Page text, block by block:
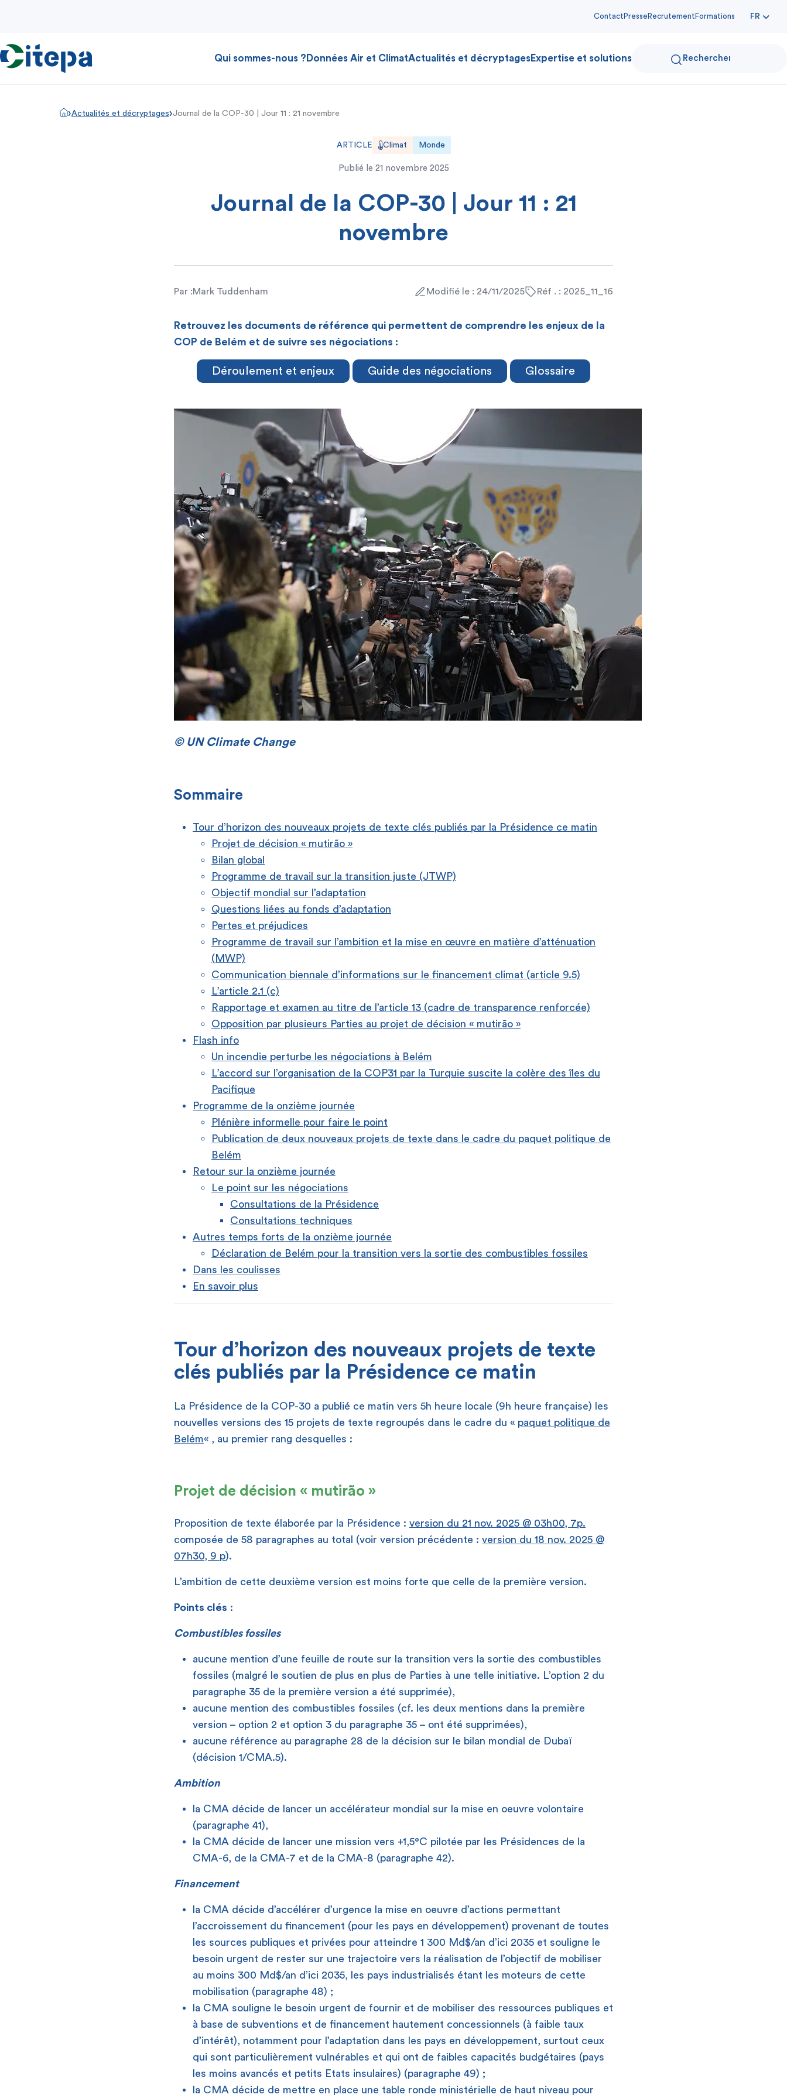
Contact Presse Recrutement Formations FR
Qui sommes-nous ? Données Air et ClimatActualités et décryptagesExpertise et solutions
›Actualités et décryptages›Journal de la COP-30 | Jour 11 : 21 novembre
ARTICLE Climat Monde
Publié le 21 novembre 2025
Journal de la COP-30 | Jour 11 : 21
novembre
Par :Mark Tuddenham Modifié le : 24/11/2025 Réf . : 2025_11_16
Retrouvez les documents de référence qui permettent de comprendre les enjeux de la
COP de Belém et de suivre ses négociations :
Déroulement et enjeux Guide des négociations
Glossaire
© UN Climate Change
Sommaire
Tour d’horizon des nouveaux projets de texte clés publiés par la Présidence ce matin
Projet de décision « mutirão »
Bilan global
Programme de travail sur la transition juste (JTWP)
Objectif mondial sur l’adaptation
Questions liées au fonds d’adaptation
Pertes et préjudices
Programme de travail sur l’ambition et la mise en œuvre en matière d’atténuation
(MWP)
Communication biennale d’informations sur le financement climat (article 9.5)
L’article 2.1 (c)
Rapportage et examen au titre de l’article 13 (cadre de transparence renforcée)
Opposition par plusieurs Parties au projet de décision « mutirão »
Flash info
Un incendie perturbe les négociations à Belém
L’accord sur l’organisation de la COP31 par la Turquie suscite la colère des îles du
Pacifique
Programme de la onzième journée
Plénière informelle pour faire le point
Publication de deux nouveaux projets de texte dans le cadre du paquet politique de
Belém
Retour sur la onzième journée
Le point sur les négociations
Consultations de la Présidence
Consultations techniques
Autres temps forts de la onzième journée
Déclaration de Belém pour la transition vers la sortie des combustibles fossiles
Dans les coulisses
En savoir plus
Tour d’horizon des nouveaux projets de texte
clés publiés par la Présidence ce matin
La Présidence de la COP-30 a publié ce matin vers 5h heure locale (9h heure française) les
nouvelles versions des 15 projets de texte regroupés dans le cadre du « paquet politique de
Belém« , au premier rang desquelles :
Projet de décision « mutirão »
Proposition de texte élaborée par la Présidence : version du 21 nov. 2025 @ 03h00, 7p.
composée de 58 paragraphes au total (voir version précédente : version du 18 nov. 2025 @
07h30, 9 p).
L’ambition de cette deuxième version est moins forte que celle de la première version.
Points clés :
Combustibles fossiles
aucune mention d’une feuille de route sur la transition vers la sortie des combustibles
fossiles (malgré le soutien de plus en plus de Parties à une telle initiative. L’option 2 du
paragraphe 35 de la première version a été supprimée),
aucune mention des combustibles fossiles (cf. les deux mentions dans la première
version – option 2 et option 3 du paragraphe 35 – ont été supprimées),
aucune référence au paragraphe 28 de la décision sur le bilan mondial de Dubaï
(décision 1/CMA.5).
Ambition
la CMA décide de lancer un accélérateur mondial sur la mise en oeuvre volontaire
(paragraphe 41),
la CMA décide de lancer une mission vers +1,5°C pilotée par les Présidences de la
CMA-6, de la CMA-7 et de la CMA-8 (paragraphe 42).
Financement
la CMA décide d’accélérer d’urgence la mise en oeuvre d’actions permettant
l’accroissement du financement (pour les pays en développement) provenant de toutes
les sources publiques et privées pour atteindre 1 300 Md$/an d’ici 2035 et souligne le
besoin urgent de rester sur une trajectoire vers la réalisation de l’objectif de mobiliser
au moins 300 Md$/an d’ici 2035, les pays industrialisés étant les moteurs de cette
mobilisation (paragraphe 48) ;
la CMA souligne le besoin urgent de fournir et de mobiliser des ressources publiques et
à base de subventions et de financement hautement concessionnels (à faible taux
d’intérêt), notamment pour l’adaptation dans les pays en développement, surtout ceux
qui sont particulièrement vulnérables et qui ont de faibles capacités budgétaires (pays
les moins avancés et petits Etats insulaires) (paragraphe 49) ;
la CMA décide de mettre en place une table ronde ministérielle de haut niveau pour